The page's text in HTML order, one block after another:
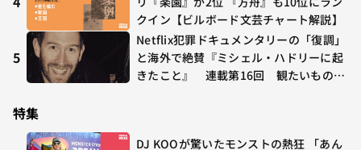
クイン【ビルボード文芸チャート解説】
5
Netflix犯罪ドキュメンタリーの「復調」
と海外で絶賛『ミシェル・ハドリーに起
きたこと』 連載第16回 観たいものが
特集
DJ KOOが驚いたモンストの熱狂 「あん